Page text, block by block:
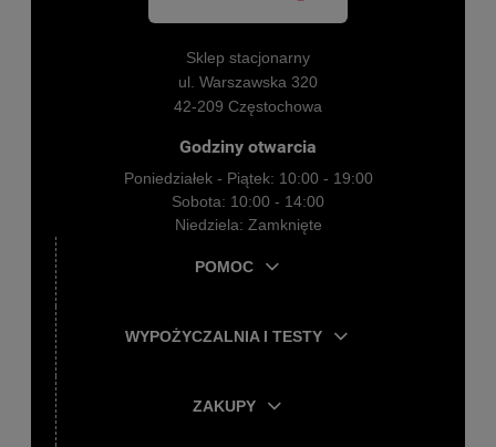
Sklep stacjonarny
ul. Warszawska 320
42-209 Częstochowa
Godziny otwarcia
Poniedziałek - Piątek: 10:00 - 19:00
Sobota: 10:00 - 14:00
Niedziela: Zamknięte
POMOC
WYPOŻYCZALNIA I TESTY
ZAKUPY